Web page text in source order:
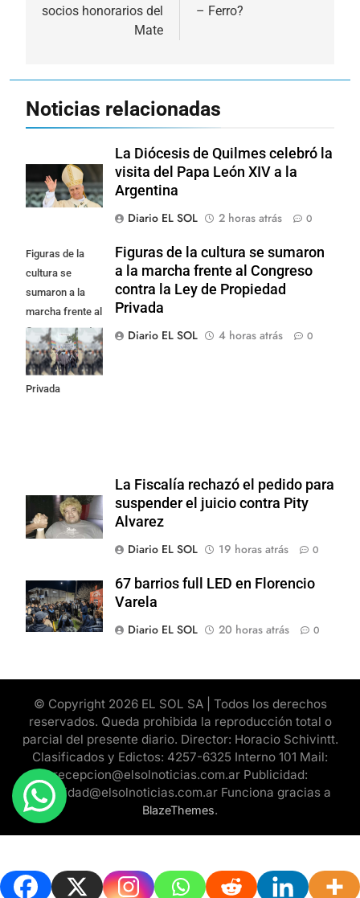
socios honorarios del
Mate
– Ferro?
Noticias relacionadas
La Diócesis de Quilmes celebró la
visita del Papa León XIV a la
Argentina
Diario EL SOL
2 horas atrás 0
Figuras de la
cultura se
sumaron a la
marcha frente al
Congreso contra
la Ley de
Propiedad
Privada
Figuras de la cultura se sumaron
a la marcha frente al Congreso
contra la Ley de Propiedad
Privada
Diario EL SOL
4 horas atrás 0
La Fiscalía rechazó el pedido para
suspender el juicio contra Pity
Alvarez
Diario EL SOL
19 horas atrás 0
67 barrios full LED en Florencio
Varela
Diario EL SOL
20 horas atrás 0
© Copyright 2026 EL SOL SA | Todos los derechos
reservados. Queda prohibida la reproducción total o
parcial del presente diario. Director: Horacio Schivintt.
Clasificados y Edictos: 4257-6325 Interno 101 Mail:
recepcion@elsolnoticias.com.ar Publicidad:
publicidad@elsolnoticias.com.ar Funciona gracias a
BlazeThemes.